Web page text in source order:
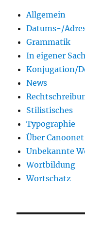
Allgemein
Datums-/
Grammatik
In eigener
Konjugation/
News
Stilistisches
Typographie
Über Canoonet
Unbekannte
Wortbildung
Wortschatz